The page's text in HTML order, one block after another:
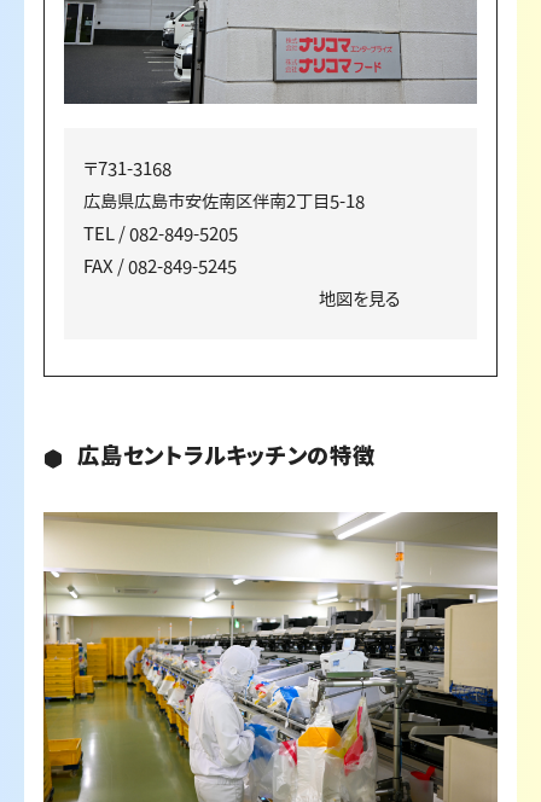
〒731-3168
広島県広島市安佐南区伴南2丁目5-18
TEL / 082-849-5205
FAX / 082-849-5245
地図を見る
広島セントラルキッチンの特徴